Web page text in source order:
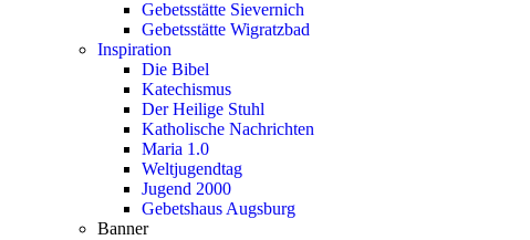
Gebetsstätte Sievernich
Gebetsstätte Wigratzbad
Inspiration
Die Bibel
Katechismus
Der Heilige Stuhl
Katholische Nachrichten
Maria 1.0
Weltjugendtag
Jugend 2000
Gebetshaus Augsburg
Banner